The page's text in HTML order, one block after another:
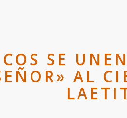
SE
AL